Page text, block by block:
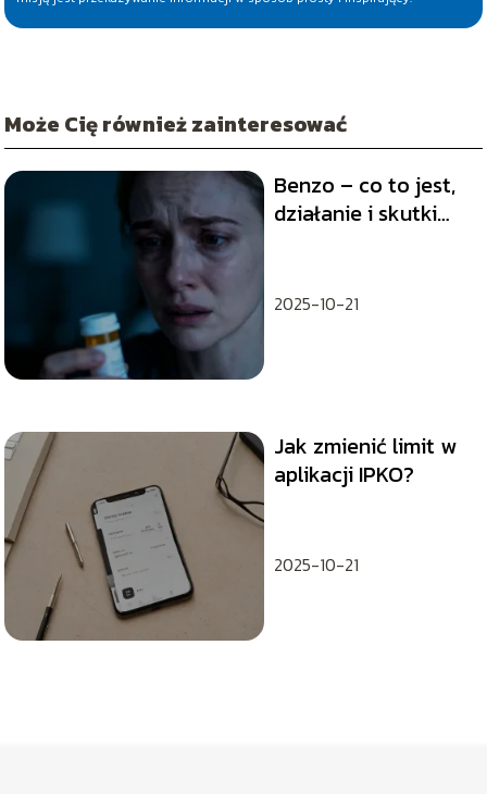
Może Cię również zainteresować
Benzo – co to jest,
działanie i skutki
2025-10-21
Jak zmienić limit w
aplikacji IPKO?
2025-10-21